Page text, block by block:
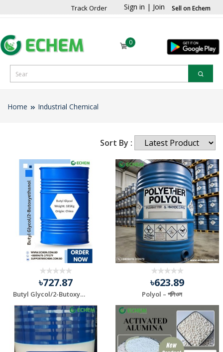
Track Order Sign in | Join Sell on Echem
0
Home Industrial Chemical
Sort By :
৳727.87
Butyl Glycol/2-Butoxyethanol – বিউটাইল গ্লাইকল
৳623.89
Polyol – পলিওল